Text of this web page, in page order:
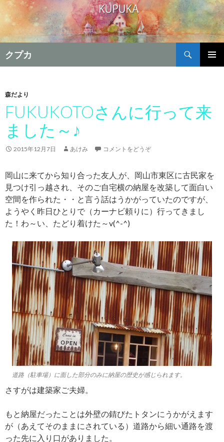
クプカ
索
ン
ツ
へ
移
動
森だより
FUKUKOTOさんに行って来
ました～♪
2015年12月7日 あけみ コメントをどうぞ
岡山に来てから知り合った友人 が、岡山市東区に古民家を
見つけ引っ越され、そのご自宅横の納屋を改築して面白い
空間を作られた・・と言う話はうかがっていたのですが、
ようやく昨日ひとりで（カーナビ頼りに）行ってきまし
た！わ～い、たどり着けた～v(^-^)
道路（駐車場）に面した部分のみに納屋の歴史が感じられます。
さすがは建築家ご夫婦。
もと納屋だったことは外壁の錆びたトタンにうかがえます
が（あえてそのままにされている）道路から細い通路を渡
った先に入り口がありました。